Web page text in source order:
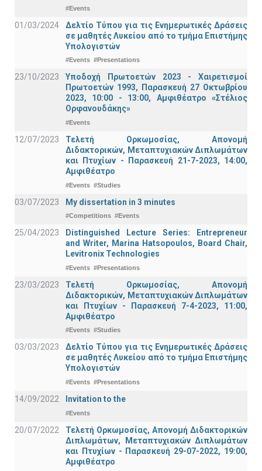
#Events
01/03/2024
Δελτίο Τύπου για τις Ενημερωτικές Δράσεις
σε μαθητές Λυκείου από το τμήμα Επιστήμης
Υπολογιστών
#Events #Presentations
23/10/2023
Υποδοχή Πρωτοετών 2023 - Χαιρετισμοί
Πρωτοετών 1993, Παρασκευή 27 Οκτωβρίου
2023, 10:00 - 13:00, Αμφιθέατρο «Στέλιος
Ορφανουδάκης»
#Events
12/07/2023
Τελετή Ορκωμοσίας, Απονομή
Διδακτορικών, Μεταπτυχιακών Διπλωμάτων
και Πτυχίων - Παρασκευή 21-7-2023, 14:00,
Αμφιθέατρο
#Events #Studies
03/07/2023 My dissertation in 3 minutes
#Competitions #Events
25/04/2023
Distinguished Lecture Series: Entrepreneur
and Writer, Marina Hatsopoulos, Board Chair,
Levitronix Technologies
#Events #Presentations
23/03/2023
Τελετή Ορκωμοσίας, Απονομή
Διδακτορικών, Μεταπτυχιακών Διπλωμάτων
και Πτυχίων - Παρασκευή 7-4-2023, 11:00,
Αμφιθέατρο
#Events #Studies
03/03/2023
Δελτίο Τύπου για τις Ενημερωτικές Δράσεις
σε μαθητές Λυκείου από το τμήμα Επιστήμης
Υπολογιστών
#Events #Presentations
14/09/2022 Invitation to the
#Events
20/07/2022
Τελετή Ορκωμοσίας, Απονομή Διδακτορικών
Διπλωμάτων, Μεταπτυχιακών Διπλωμάτων
και Πτυχίων - Παρασκευή 29-07-2022, 19:00,
Αμφιθέατρο